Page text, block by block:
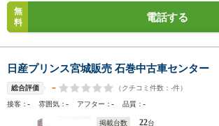
無
料
電話する
日産プリンス宮城販売 石巻中古車センター
総合評価 - （クチコミ件数： -件）
接客：- 雰囲気：- アフター：- 品質：-
掲載台数 22台